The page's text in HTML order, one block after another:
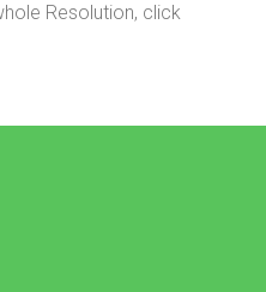
Resolution, click